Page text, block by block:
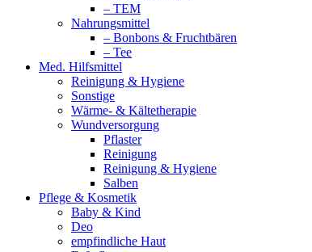
– TEM
Nahrungsmittel
– Bonbons & Fruchtbären
– Tee
Med. Hilfsmittel
Reinigung & Hygiene
Sonstige
Wärme- & Kältetherapie
Wundversorgung
Pflaster
Reinigung
Reinigung & Hygiene
Salben
Pflege & Kosmetik
Baby & Kind
Deo
empfindliche Haut